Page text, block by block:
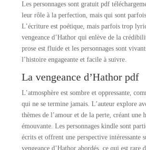
Les personnages sont gratuit pdf
leur rôle à la perfection, mais qui sont
L’écriture est poétique, mais parfois trop
vengeance d’Hathor qui enlève de la
prose est fluide et les personnages sont
l’histoire engageante et facile à suivre.
La vengeance d’Hathor pdf
L’atmosphère est sombre et oppressante,
qui ne se termine jamais. L’auteur explore
thèmes de l’amour et de la perte, créant une
émouvante. Les personnages kindle sont
écrits et offrent une perspective intéressante
vengeance d’Hathor abordés, ce qui est rare